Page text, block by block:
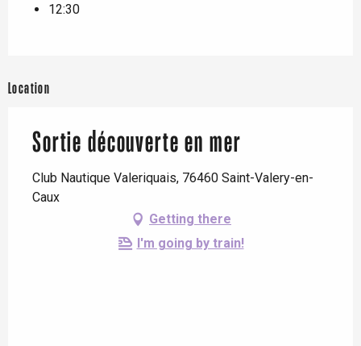
12:30
Location
Sortie découverte en mer
Club Nautique Valeriquais, 76460 Saint-Valery-en-
Caux
Getting there
I'm going by train!